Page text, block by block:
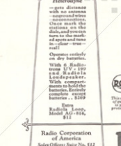
Bertelsmann